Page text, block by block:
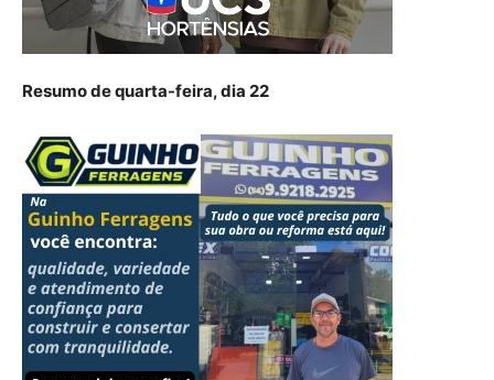
Resumo de quarta-feira, dia 22